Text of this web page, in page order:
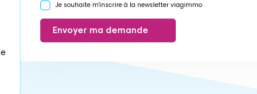
Je souhaite m'inscrire à la newsletter viagimmo
Envoyer ma demande